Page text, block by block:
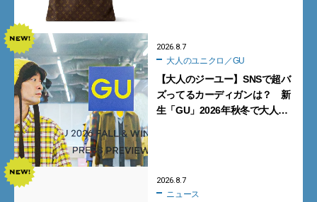
2026.8.7
大人のユニクロ／GU
【大人のジーユー】SNSで超バ
ズってるカーディガンは？ 新
生「GU」2026年秋冬で大人メ
2026.8.7
ニュース